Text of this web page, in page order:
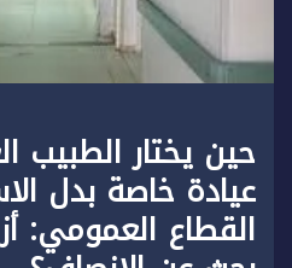
حين يختار الطبيب
عيادة خاصة بدل
القطاع العمومي: